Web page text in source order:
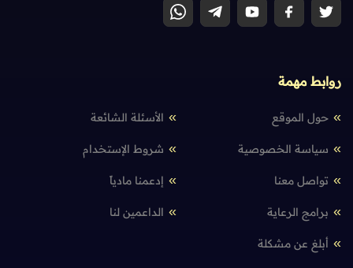
روابط مهمة
حول الموقع الأسئلة الشائعة
سياسة الخصوصية شروط الإستخدام
تواصل معنا إدعمنا مادياً
برامج الرعاية الداعمين لنا
أبلغ عن مشكلة